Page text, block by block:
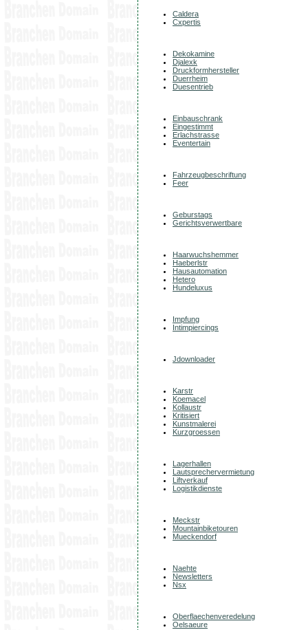
Caldera
Cxpertis
Dekokamine
Djalexk
Druckformhersteller
Duerrheim
Duesentrieb
Einbauschrank
Eingestimmt
Erlachstrasse
Eventertain
Fahrzeugbeschriftung
Feer
Geburstags
Gerichtsverwertbare
Haarwuchshemmer
Haeberlstr
Hausautomation
Hetero
Hundeluxus
Impfung
Intimpiercings
Jdownloader
Karstr
Koemacel
Kollaustr
Kritisiert
Kunstmalerei
Kurzgroessen
Lagerhallen
Lautsprechervermietung
Liftverkauf
Logistikdienste
Meckstr
Mountainbiketouren
Mueckendorf
Naehte
Newsletters
Nsx
Oberflaechenveredelung
Oelsaeure